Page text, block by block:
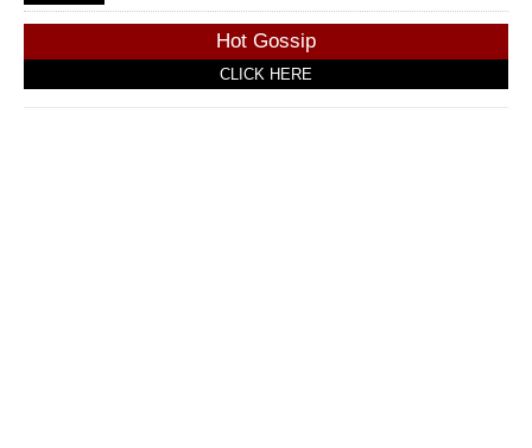
Hot Gossip
CLICK HERE